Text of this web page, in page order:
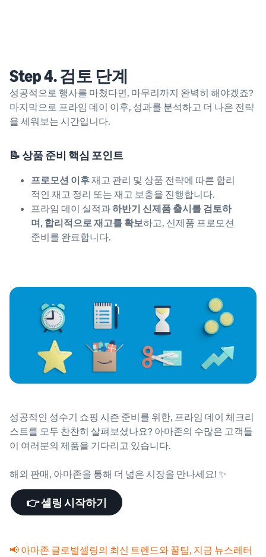
Step 4. 검토 단계
성공적으로 행사를 마쳤다면, 마무리까지 완벽히 해야겠죠?
마지막으로 프라임 데이 이후, 성과를 분석하고 더 나은 전략
을 세워보는 시간입니다.
📝 상품 준비 핵심 포인트
프로모션 이후재고 관리 및 상품 전략에 따른 합리
적인 재고 정리 또는 재고 보충을 진행합니다.
프라임 데이 실적과하반기 신제품 출시를 검토하
며, 합리적으로 재고를 확보하고, 신제품 프로모션
준비를 완료합니다.
성공적인 성수기 쇼핑 시즌 준비를 위한, 프라임 데이 체크리
스트를 모두 찬찬히 살펴보셨나요? 아마존의 수많은 고객들
이 여러분의 제품을 기다리고 있습니다.
해외 판매, 아마존을 통해 더 넓은 시장을 만나세요! ✨
👉 셀링 시작하기
📢 아마존 글로벌셀링의 최신 트렌드와 꿀팁, 지금 뉴스레터